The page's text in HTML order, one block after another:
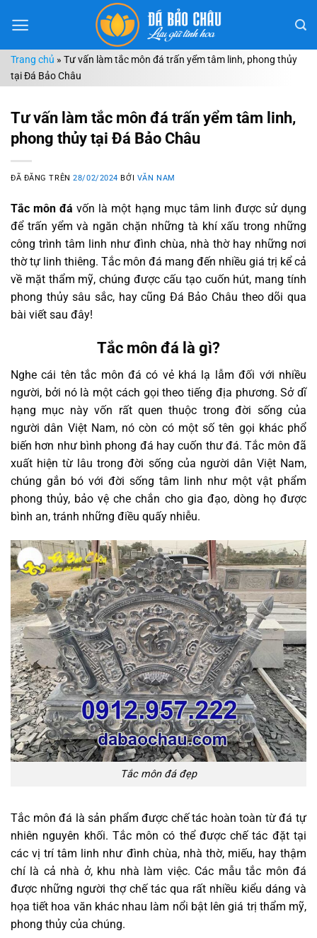
đến
dungTrang chủ » Tư vấn làm tắc môn đá trấn yểm tâm linh, phong thủy
tại Đá Bảo Châu
Tư vấn làm tắc môn đá trấn yểm tâm linh,
phong thủy tại Đá Bảo Châu
ĐÃ ĐĂNG TRÊN28/02/2024 BỞI VĂN NAM
Tắc môn đá vốn là một hạng mục tâm linh được sử dụng
để trấn yểm và ngăn chặn những tà khí xấu trong những
công trình tâm linh như đình chùa, nhà thờ hay những nơi
thờ tự linh thiêng. Tắc môn đá mang đến nhiều giá trị kể cả
về mặt thẩm mỹ, chúng được cấu tạo cuốn hút, mang tính
phong thủy sâu sắc, hay cũng Đá Bảo Châu theo dõi qua
bài viết sau đây!
Tắc môn đá là gì?
Nghe cái tên tắc môn đá có vẻ khá lạ lẫm đối với nhiều
người, bởi nó là một cách gọi theo tiếng địa phương. Sở dĩ
hạng mục này vốn rất quen thuộc trong đời sống của
người dân Việt Nam, nó còn có một số tên gọi khác phổ
biến hơn như bình phong đá hay cuốn thư đá. Tắc môn đã
xuất hiện từ lâu trong đời sống của người dân Việt Nam,
chúng gắn bó với đời sống tâm linh như một vật phẩm
phong thủy, bảo vệ che chắn cho gia đạo, dòng họ được
bình an, tránh những điều quấy nhiễu.
Tắc môn đá đẹp
Tắc môn đá là sản phẩm được chế tác hoàn toàn từ đá tự
nhiên nguyên khối. Tắc môn có thể được chế tác đặt tại
các vị trí tâm linh như đình chùa, nhà thờ, miếu, hay thậm
chí là cả nhà ở, khu nhà làm việc. Các mẫu tắc môn đá
được những người thợ chế tác qua rất nhiều kiểu dáng và
họa tiết hoa văn khác nhau làm nổi bật lên giá trị thẩm mỹ,
phong thủy của chúng.